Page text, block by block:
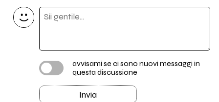
avvisami se ci sono nuovi messaggi in
questa discussione
Invia